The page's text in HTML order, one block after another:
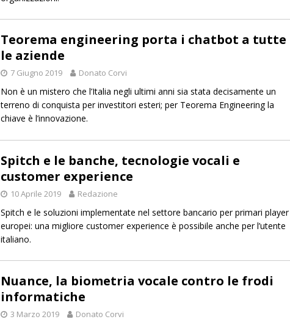
Teorema engineering porta i chatbot a tutte
le aziende
7 Giugno 2019 Donato Corvi
Non è un mistero che l’Italia negli ultimi anni sia stata decisamente un
terreno di conquista per investitori esteri; per Teorema Engineering la
chiave è l’innovazione.
Spitch e le banche, tecnologie vocali e
customer experience
10 Aprile 2019 Redazione
Spitch e le soluzioni implementate nel settore bancario per primari player
europei: una migliore customer experience è possibile anche per l’utente
italiano.
Nuance, la biometria vocale contro le frodi
informatiche
3 Marzo 2019 Donato Corvi